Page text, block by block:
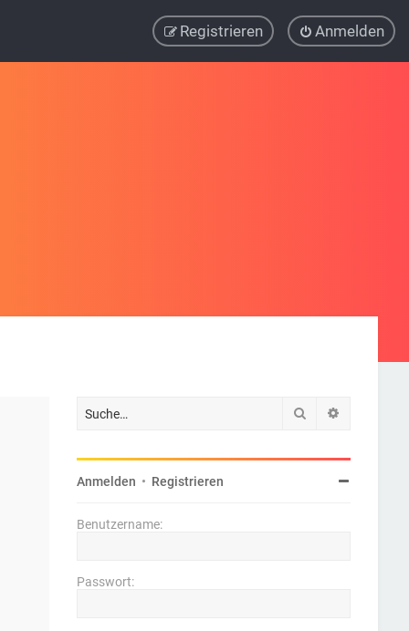
Anmelden
Registrieren
Suche
Anmelden • Registrieren
Benutzername:
Passwort: